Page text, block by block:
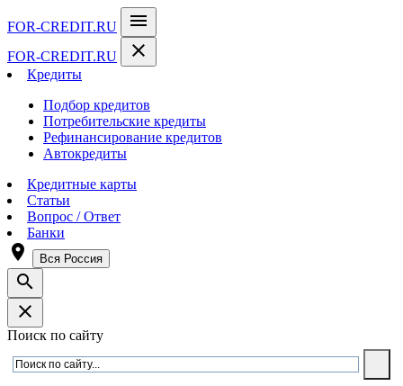
FOR-CREDIT.RU menu
FOR-CREDIT.RU close
Кредиты
Подбор кредитов
Потребительские кредиты
Рефинансирование кредитов
Автокредиты
Кредитные карты
Статьи
Вопрос / Ответ
Банки
room Вся Россия
search
close
Поиск по сайту